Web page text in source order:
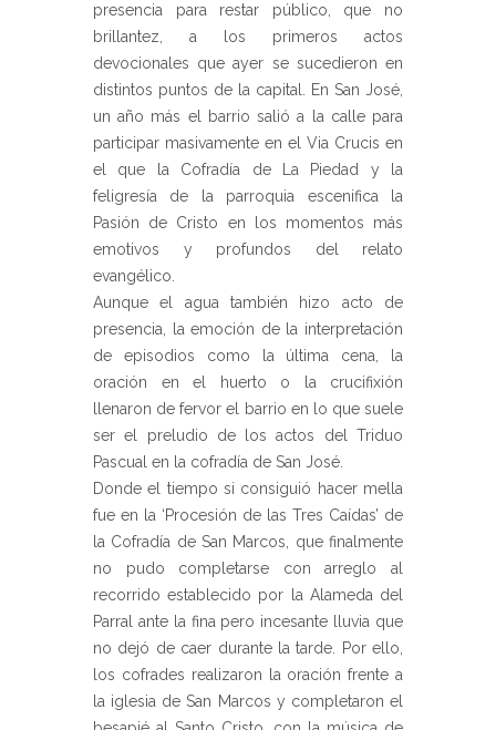
presencia para restar público, que no
brillantez, a los primeros actos
devocionales que ayer se sucedieron en
distintos puntos de la capital. En San José,
un año más el barrio salió a la calle para
participar masivamente en el Via Crucis en
el que la Cofradía de La Piedad y la
feligresía de la parroquia escenifica la
Pasión de Cristo en los momentos más
emotivos y profundos del relato
evangélico.
Aunque el agua también hizo acto de
presencia, la emoción de la interpretación
de episodios como la última cena, la
oración en el huerto o la crucifixión
llenaron de fervor el barrio en lo que suele
ser el preludio de los actos del Triduo
Pascual en la cofradía de San José.
Donde el tiempo si consiguió hacer mella
fue en la ‘Procesión de las Tres Caídas’ de
la Cofradía de San Marcos, que finalmente
no pudo completarse con arreglo al
recorrido establecido por la Alameda del
Parral ante la fina pero incesante lluvia que
no dejó de caer durante la tarde. Por ello,
los cofrades realizaron la oración frente a
la iglesia de San Marcos y completaron el